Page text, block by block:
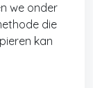
we onder
die
kan